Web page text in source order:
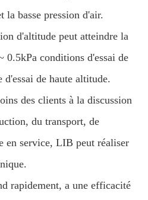
la basse pression d'air.
d'altitude peut atteindre la
0.5kPa conditions d'essai de
d'essai de haute altitude.
des clients à la discussion
du transport, de
en service, LIB peut réaliser
rapidement, a une efficacité